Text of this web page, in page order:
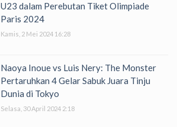
U23 dalam Perebutan Tiket Olimpiade
Paris 2024
Kamis, 2 Mei 2024 16:28
Naoya Inoue vs Luis Nery: The Monster
Pertaruhkan 4 Gelar Sabuk Juara Tinju
Dunia di Tokyo
Selasa, 30 April 2024 2:18